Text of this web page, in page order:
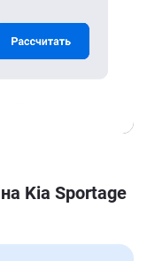
Kia Sportage